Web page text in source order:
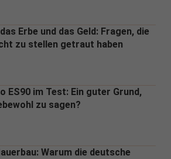
Erbe und das Geld: Fragen, die
zu stellen getraut haben
ES90 im Test: Ein guter Grund,
zu sagen?
Warum die deutsche